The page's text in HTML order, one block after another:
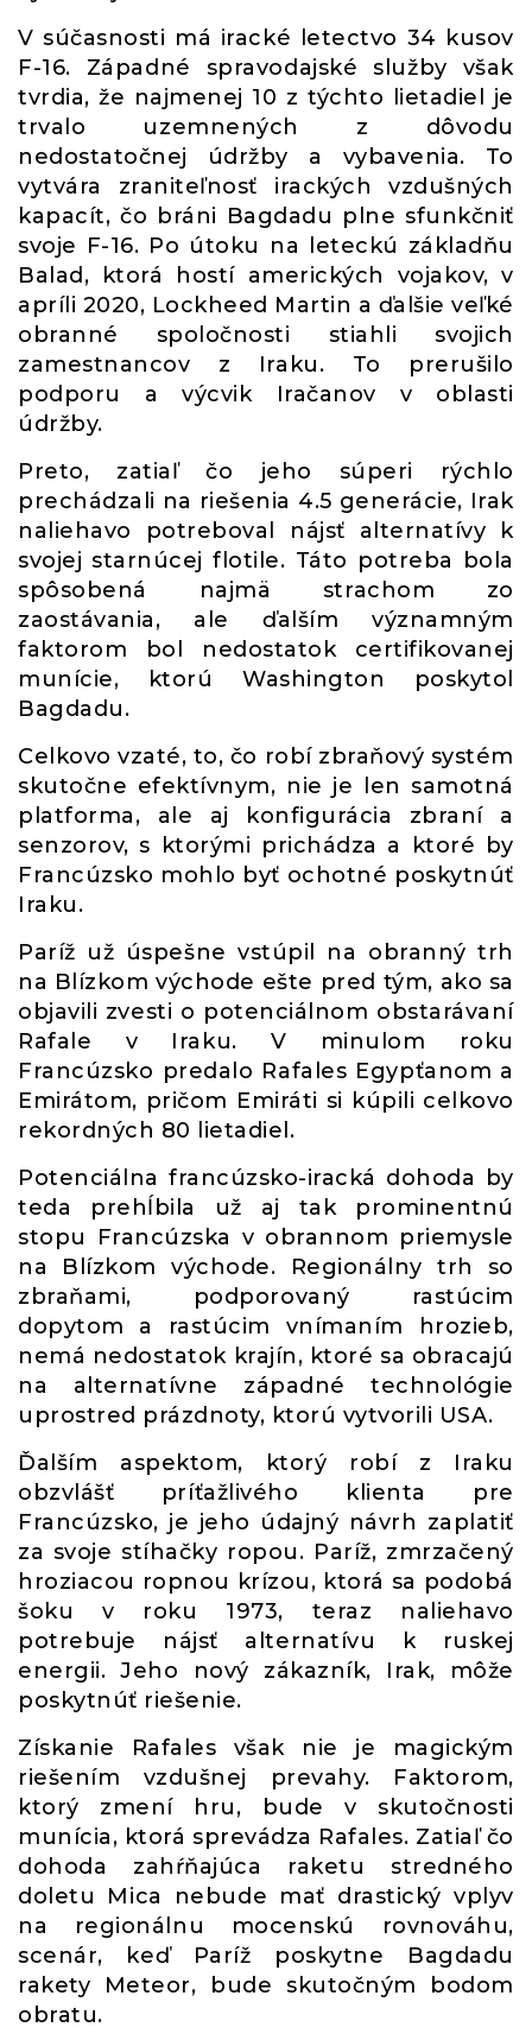
V súčasnosti má iracké letectvo 34 kusov
F-16. Západné spravodajské služby však
tvrdia, že najmenej 10 z týchto lietadiel je
trvalo uzemnených z dôvodu
nedostatočnej údržby a vybavenia. To
vytvára zraniteľnosť irackých vzdušných
kapacít, čo bráni Bagdadu plne sfunkčniť
svoje F-16. Po útoku na leteckú základňu
Balad, ktorá hostí amerických vojakov, v
apríli 2020, Lockheed Martin a ďalšie veľké
obranné spoločnosti stiahli svojich
zamestnancov z Iraku. To prerušilo
podporu a výcvik Iračanov v oblasti
údržby.
Preto, zatiaľ čo jeho súperi rýchlo
prechádzali na riešenia 4.5 generácie, Irak
naliehavo potreboval nájsť alternatívy k
svojej starnúcej flotile. Táto potreba bola
spôsobená najmä strachom zo
zaostávania, ale ďalším významným
faktorom bol nedostatok certifikovanej
munície, ktorú Washington poskytol
Bagdadu.
Celkovo vzaté, to, čo robí zbraňový systém
skutočne efektívnym, nie je len samotná
platforma, ale aj konfigurácia zbraní a
senzorov, s ktorými prichádza a ktoré by
Francúzsko mohlo byť ochotné poskytnúť
Iraku.
Paríž už úspešne vstúpil na obranný trh
na Blízkom východe ešte pred tým, ako sa
objavili zvesti o potenciálnom obstarávaní
Rafale v Iraku. V minulom roku
Francúzsko predalo Rafales Egypťanom a
Emirátom, pričom Emiráti si kúpili celkovo
rekordných 80 lietadiel.
Potenciálna francúzsko-iracká dohoda by
teda prehĺbila už aj tak prominentnú
stopu Francúzska v obrannom priemysle
na Blízkom východe. Regionálny trh so
zbraňami, podporovaný rastúcim
dopytom a rastúcim vnímaním hrozieb,
nemá nedostatok krajín, ktoré sa obracajú
na alternatívne západné technológie
uprostred prázdnoty, ktorú vytvorili USA.
Ďalším aspektom, ktorý robí z Iraku
obzvlášť príťažlivého klienta pre
Francúzsko, je jeho údajný návrh zaplatiť
za svoje stíhačky ropou. Paríž, zmrzačený
hroziacou ropnou krízou, ktorá sa podobá
šoku v roku 1973, teraz naliehavo
potrebuje nájsť alternatívu k ruskej
energii. Jeho nový zákazník, Irak, môže
poskytnúť riešenie.
Získanie Rafales však nie je magickým
riešením vzdušnej prevahy. Faktorom,
ktorý zmení hru, bude v skutočnosti
munícia, ktorá sprevádza Rafales. Zatiaľ čo
dohoda zahŕňajúca raketu stredného
doletu Mica nebude mať drastický vplyv
na regionálnu mocenskú rovnováhu,
scenár, keď Paríž poskytne Bagdadu
rakety Meteor, bude skutočným bodom
obratu.